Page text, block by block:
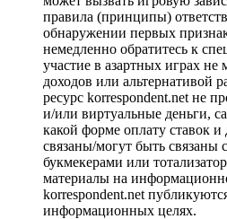
правила (принципы)
обнаружении первых
немедленно обратитесь к
участие в азартных играх не
доходов или альтернативой
ресурс korrespondent.net не
и/или виртуальные деньги,
какой форме оплату ставок
связаны/могут быть связаны
букмекерами или
материалы на
korrespondent.net
информационных целях.